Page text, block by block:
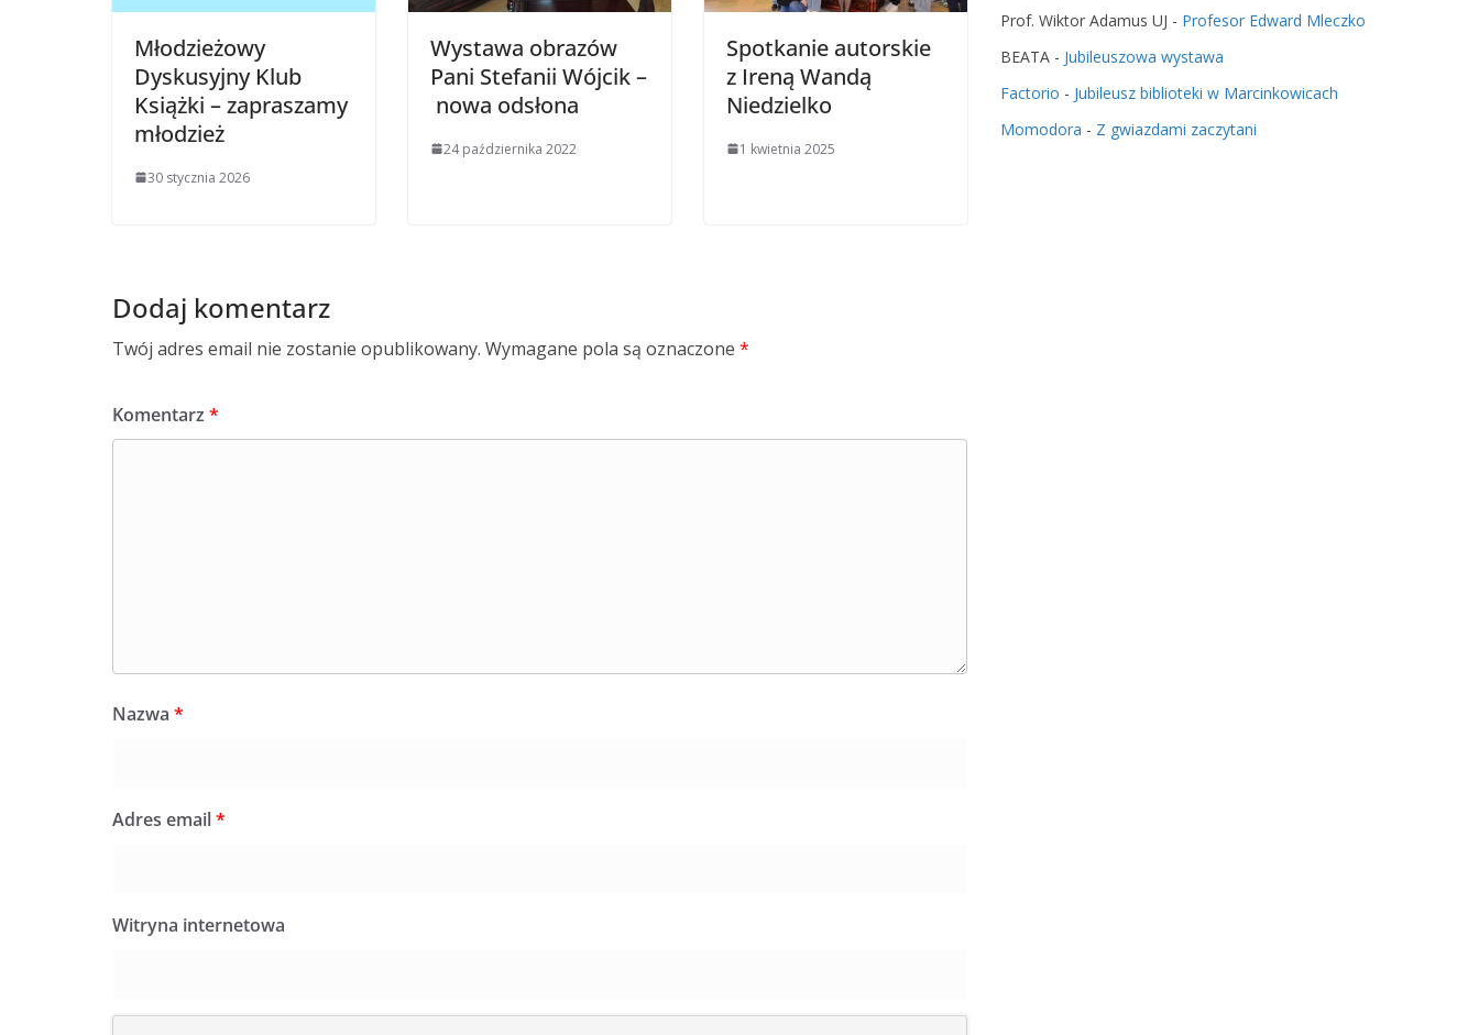
Młodzieżowy
Dyskusyjny Klub
Książki – zapraszamy
młodzież
30 stycznia 2026
Wystawa obrazów
Pani Stefanii Wójcik –
nowa odsłona
24 października 2022
Spotkanie autorskie
z Ireną Wandą
Niedzielko
1 kwietnia 2025
Dodaj komentarz
Twój adres email nie zostanie opublikowany. Wymagane pola są oznaczone *
Komentarz *
Nazwa *
Adres email*
Witryna internetowa
Prof. Wiktor Adamus UJ - Profesor Edward Mleczko
BEATA - Jubileuszowa wystawa
Factorio - Jubileusz biblioteki w Marcinkowicach
Momodora - Z gwiazdami zaczytani